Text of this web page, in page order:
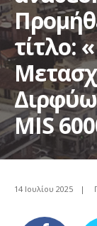
τίτλο:
ΜΙS
14 Ιουλίου 2025 |